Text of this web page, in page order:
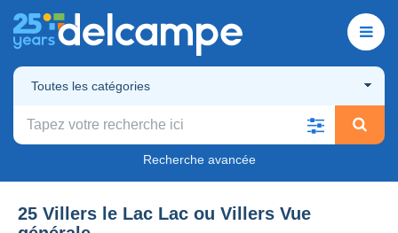
Toutes les catégories
Recherche avancée
25 Villers le Lac Lac ou Villers Vue